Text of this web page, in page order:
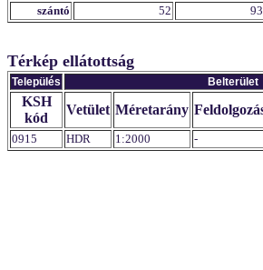
szántó
52 93
Térkép ellátottság
Település Belterület
KSH
kód
Vetület Méretarány
0915 HDR 1:2000 -